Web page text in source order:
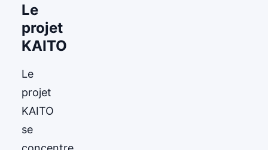
Le
projet
KAITO
Le
projet
KAITO
se